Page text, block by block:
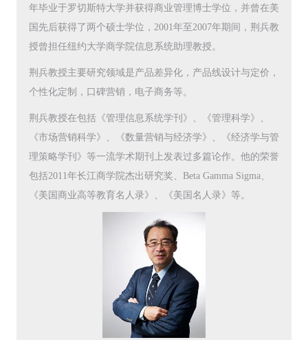
年毕业于罗切斯特大学并获得商业管理博士学位，并曾在美
国先后获得了两个硕士学位，2001年至2007年期间，荆兵教
授曾担任纽约大学商学院信息系统助理教授。
荆兵教授主要研究领域是产品差异化，产品线设计与定价，
个性化定制，口碑营销，电子商务等。
荆兵教授在包括《管理信息系统学刊》、《管理科学》、
《市场营销科学》、《数量营销与经济学》、《经济学与管
理策略学刊》等一流学术期刊上发表过多篇论作。他的荣誉
包括2011年长江商学院杰出研究奖、Beta Gamma Sigma、
《美国商业高等教育名人录》、《美国名人录》等。